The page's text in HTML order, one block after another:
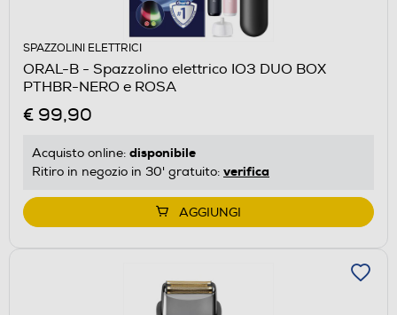
SPAZZOLINI ELETTRICI
ORAL-B - Spazzolino elettrico IO3 DUO BOX
PTHBR-NERO e ROSA
€ 99,90
Acquisto online: disponibile
Ritiro in negozio in 30' gratuito: verifica
AGGIUNGI